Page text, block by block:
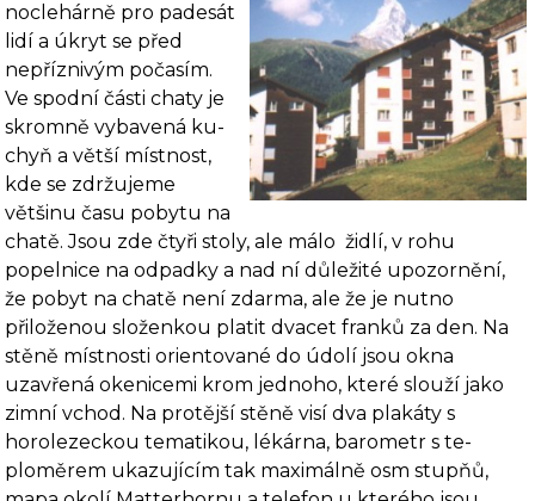
noclehárně pro pa­desát
lidí a úkryt se před
nepříznivým počasím.
Ve spodní části chaty je
skromně vybavená ku­
chyň a větší místnost,
kde se zdržujeme
většinu času pobytu na
chatě. Jsou zde čtyři stoly, ale málo židlí, v rohu
popelnice na odpadky a nad ní důležité upozornění,
že pobyt na chatě není zdarma, ale že je nutno
přiloženou složenkou platit dvacet franků za den. Na
stěně místnosti orientované do údolí jsou okna
uzavřená okenicemi krom jednoho, které slouží jako
zimní vchod. Na protější stěně visí dva plakáty s
horolezeckou tematikou, lékárna, barometr s te­
ploměrem ukazujícím tak maximálně osm stupňů,